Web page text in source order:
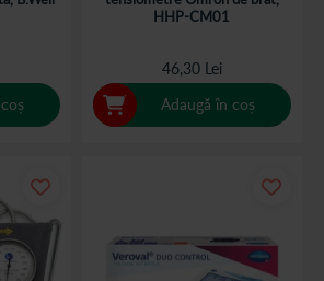
HHP-CM01
46,30 Lei
Adaugă în coș